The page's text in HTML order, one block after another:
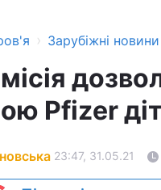
› Зарубіжні новини
Pfizer
23:47, 31.05.21